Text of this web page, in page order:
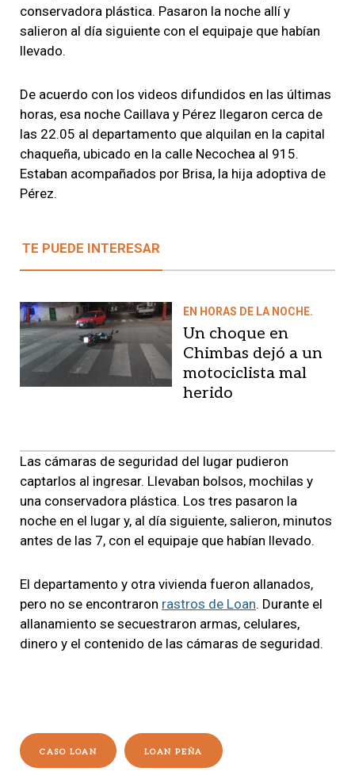
conservadora plástica. Pasaron la noche allí y
salieron al día siguiente con el equipaje que habían
llevado.
De acuerdo con los videos difundidos en las últimas
horas, esa noche Caillava y Pérez llegaron cerca de
las 22.05 al departamento que alquilan en la capital
chaqueña, ubicado en la calle Necochea al 915.
Estaban acompañados por Brisa, la hija adoptiva de
Pérez.
TE PUEDE INTERESAR
EN HORAS DE LA NOCHE.
Un choque en
Chimbas dejó a un
motociclista mal
herido
Las cámaras de seguridad del lugar pudieron
captarlos al ingresar. Llevaban bolsos, mochilas y
una conservadora plástica. Los tres pasaron la
noche en el lugar y, al día siguiente, salieron, minutos
antes de las 7, con el equipaje que habían llevado.
El departamento y otra vivienda fueron allanados,
pero no se encontraron rastros de Loan. Durante el
allanamiento se secuestraron armas, celulares,
dinero y el contenido de las cámaras de seguridad.
CASO LOAN LOAN PEÑA